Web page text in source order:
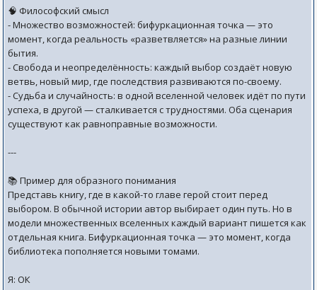
🧠 Философский смысл
- Множество возможностей: бифуркационная точка — это
момент, когда реальность «разветвляется» на разные линии
бытия.
- Свобода и неопределённость: каждый выбор создаёт новую
ветвь, новый мир, где последствия развиваются по-своему.
- Судьба и случайность: в одной вселенной человек идёт по пути
успеха, в другой — сталкивается с трудностями. Оба сценария
существуют как равноправные возможности.
---
📚 Пример для образного понимания
Представь книгу, где в какой-то главе герой стоит перед
выбором. В обычной истории автор выбирает один путь. Но в
модели множественных вселенных каждый вариант пишется как
отдельная книга. Бифуркационная точка — это момент, когда
библиотека пополняется новыми томами.
Я: ОК